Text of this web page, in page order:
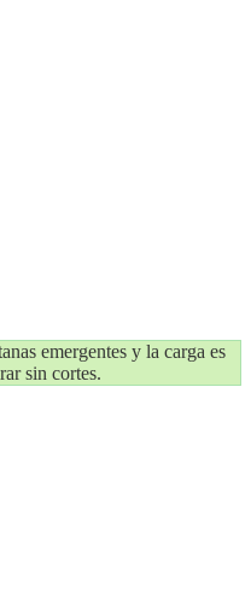
emergentes y la carga es
sin cortes.